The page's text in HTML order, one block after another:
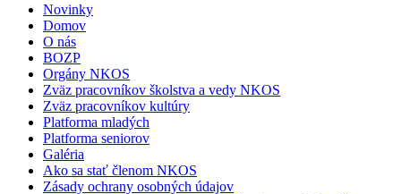
Novinky
Domov
O nás
BOZP
Orgány NKOS
Zväz pracovníkov školstva a vedy NKOS
Zväz pracovníkov kultúry
Platforma mladých
Platforma seniorov
Galéria
Ako sa stať členom NKOS
Zásady ochrany osobných údajov